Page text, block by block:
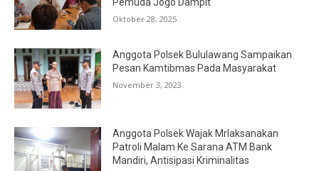
Oktober 28, 2025
Anggota Polsek Bululawang Sampaikan
Pesan Kamtibmas Pada Masyarakat
November 3, 2023
Anggota Polsek Wajak Mrlaksanakan
Patroli Malam Ke Sarana ATM Bank
Mandiri, Antisipasi Kriminalitas